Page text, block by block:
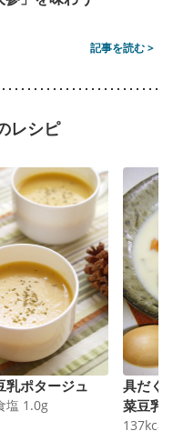
記事を読む >
レシピ
乳ポタージュ
塩 1.0g
具だく
菜豆乳
137kcal